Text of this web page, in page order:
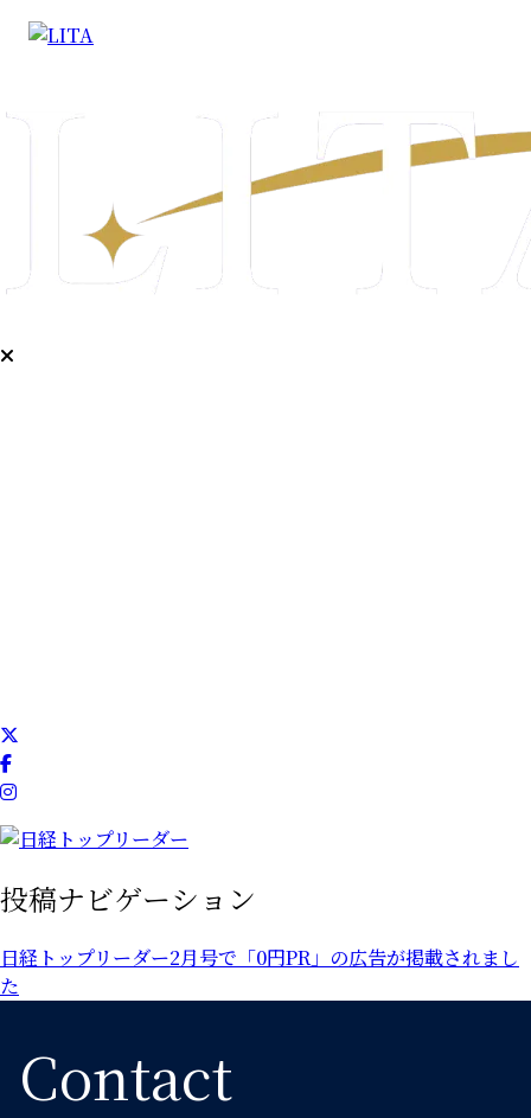
投稿ナビゲーション
日経トップリーダー2月号で「0円PR」の広告が掲載されまし
た
Contact